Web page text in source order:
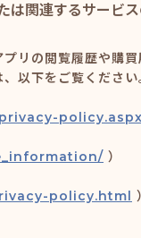
は関連するサービ
リの閲覧履歴や購
以下をご覧ください
policy.aspx
）
policy.html ）